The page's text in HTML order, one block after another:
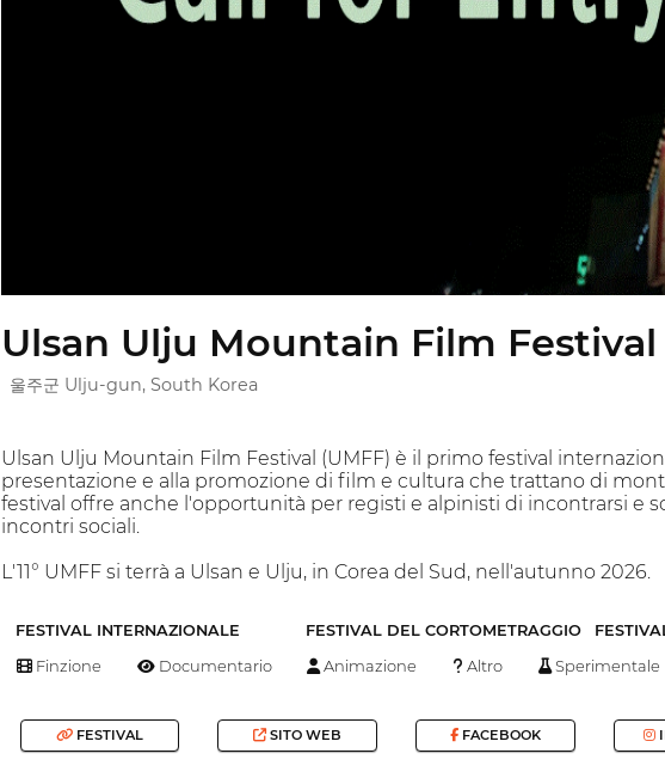
Ulsan Ulju Mountain Film Festival
울주군 Ulju-gun, South Korea
Ulsan Ulju Mountain Film Festival (UMFF) è il primo festival
presentazione e alla promozione di film e cultura che trattano di
festival offre anche l'opportunità per registi e alpinisti di incontrarsi e
incontri sociali.
L'11° UMFF si terrà a Ulsan e Ulju, in Corea del Sud, nell'autunno 2026.
FESTIVAL INTERNAZIONALE FESTIVAL DEL CORTOMETRAGGIO
Finzione Documentario Animazione Altro Sperimentale
FESTIVAL SITO WEB FACEBOOK